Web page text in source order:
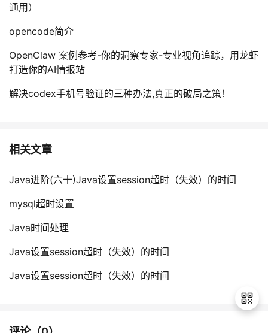
通用）
opencode简介
OpenClaw 案例参考-你的洞察专家-专业视角追踪，用龙虾
打造你的AI情报站
解决codex手机号验证的三种办法,真正的破局之策！
相关文章
Java进阶(六十)Java设置session超时（失效）的时间
mysql超时设置
Java时间处理
Java设置session超时（失效）的时间
Java设置session超时（失效）的时间